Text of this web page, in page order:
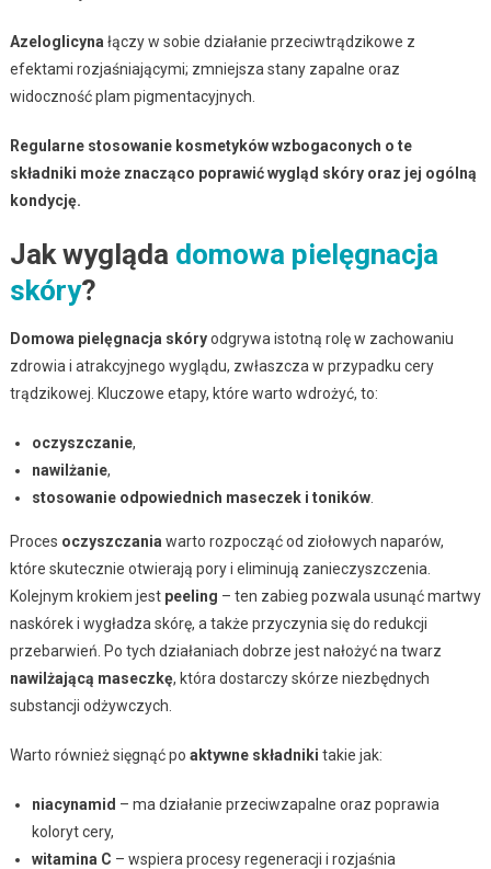
Azeloglicyna łączy w sobie działanie przeciwtrądzikowe z
efektami rozjaśniającymi; zmniejsza stany zapalne oraz
widoczność plam pigmentacyjnych.
Regularne stosowanie kosmetyków wzbogaconych o te
składniki może znacząco poprawić wygląd skóry oraz jej ogólną
kondycję.
Jak wygląda domowa pielęgnacja
skóry?
Domowa pielęgnacja skóryodgrywa istotną rolę w zachowaniu
zdrowia i atrakcyjnego wyglądu, zwłaszcza w przypadku cery
trądzikowej. Kluczowe etapy, które warto wdrożyć, to:
oczyszczanie,
nawilżanie,
stosowanie odpowiednich maseczek i toników.
Proces oczyszczania warto rozpocząć od ziołowych naparów,
które skutecznie otwierają pory i eliminują zanieczyszczenia.
Kolejnym krokiem jest peeling – ten zabieg pozwala usunąć martwy
naskórek i wygładza skórę, a także przyczynia się do redukcji
przebarwień. Po tych działaniach dobrze jest nałożyć na twarz
nawilżającą maseczkę, która dostarczy skórze niezbędnych
substancji odżywczych.
Warto również sięgnąć po aktywne składniki takie jak:
niacynamid – ma działanie przeciwzapalne oraz poprawia
koloryt cery,
witamina C – wspiera procesy regeneracji i rozjaśnia